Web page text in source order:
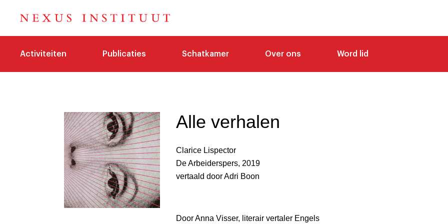
Activiteiten Publicaties Schatkamer Over ons Word lid
Alle verhalen
Clarice Lispector
De Arbeiderspers, 2019
vertaald door Adri Boon
Door Anna Visser, literair vertaler Engels